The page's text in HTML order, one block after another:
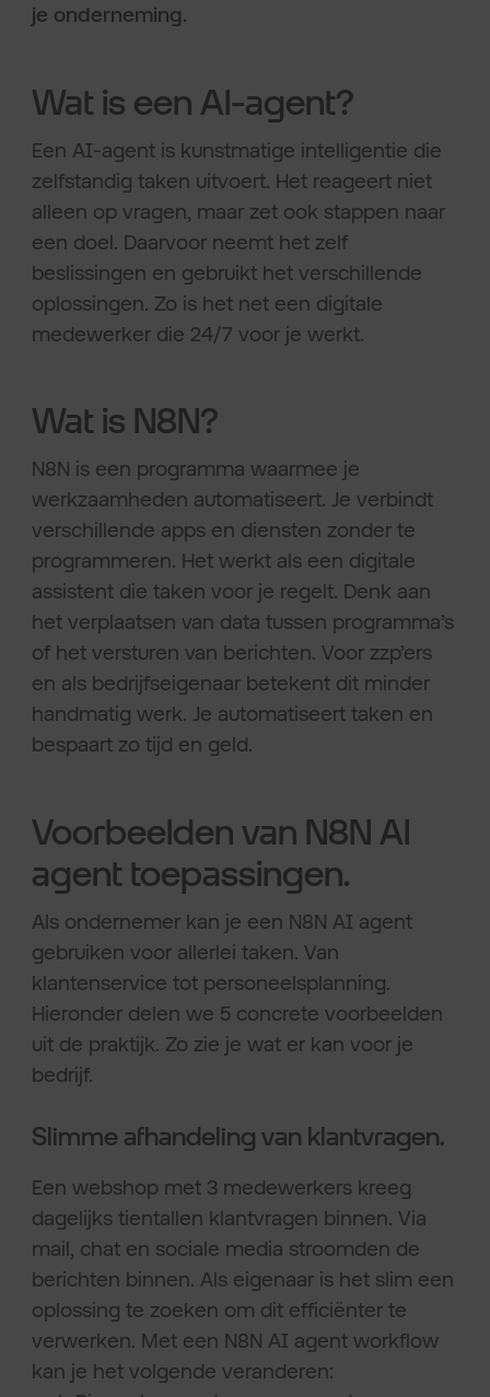
je onderneming.
Wat is een AI-agent?
Een AI-agent is kunstmatige intelligentie die
zelfstandig taken uitvoert. Het reageert niet
alleen op vragen, maar zet ook stappen naar
een doel. Daarvoor neemt het zelf
beslissingen en gebruikt het verschillende
oplossingen. Zo is het net een digitale
medewerker die 24/7 voor je werkt.
Wat is N8N?
N8N is een programma waarmee je
werkzaamheden automatiseert. Je verbindt
verschillende apps en diensten zonder te
programmeren. Het werkt als een digitale
assistent die taken voor je regelt. Denk aan
het verplaatsen van data tussen programma’s
of het versturen van berichten. Voor zzp’ers
en als bedrijfseigenaar betekent dit minder
handmatig werk. Je automatiseert taken en
bespaart zo tijd en geld.
Voorbeelden van N8N AI
agent toepassingen.
Als ondernemer kan je een N8N AI agent
gebruiken voor allerlei taken. Van
klantenservice tot personeelsplanning.
Hieronder delen we 5 concrete voorbeelden
uit de praktijk. Zo zie je wat er kan voor je
bedrijf.
Slimme afhandeling van klantvragen.
Een webshop met 3 medewerkers kreeg
dagelijks tientallen klantvragen binnen. Via
mail, chat en sociale media stroomden de
berichten binnen. Als eigenaar is het slim een
oplossing te zoeken om dit efficiënter te
verwerken. Met een N8N AI agent workflow
kan je het volgende veranderen: